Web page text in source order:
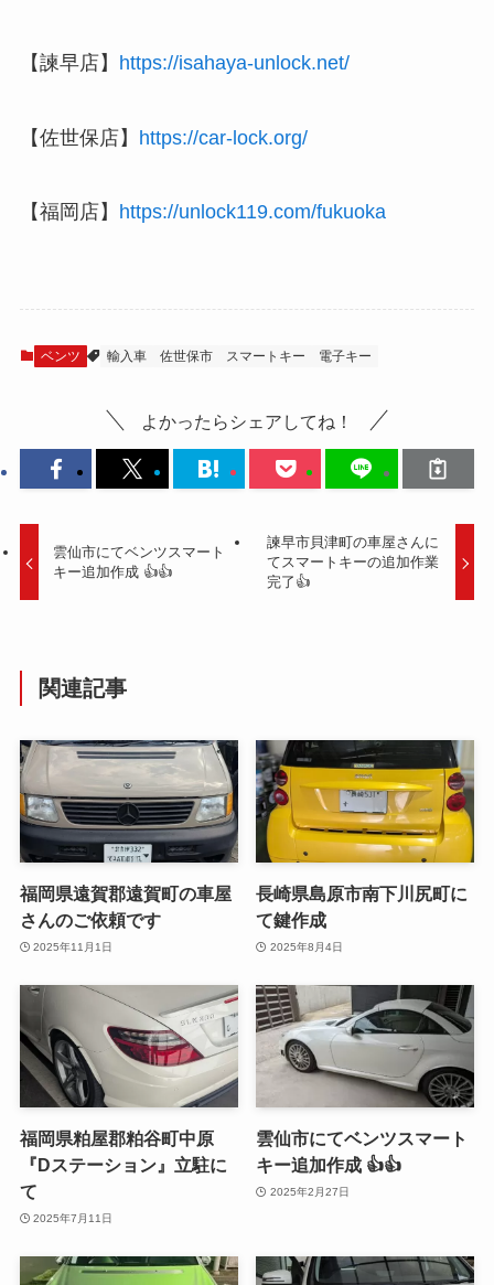
【諫早店】 https://isahaya-unlock.net/
【佐世保店】 https://car-lock.org/
【福岡店】 https://unlock119.com/fukuoka
ベンツ 輸入車 佐世保市 スマートキー 電子キー
よかったらシェアしてね！
雲仙市にてベンツスマート
キー追加作成 👍👍
諫早市貝津町の車屋さんに
てスマートキーの追加作業
完了👍
関連記事
福岡県遠賀郡遠賀町の車屋
さんのご依頼です
2025年11月1日
長崎県島原市南下川尻町に
て鍵作成
2025年8月4日
福岡県粕屋郡粕谷町中原
『Dステーション』立駐に
て
2025年7月11日
雲仙市にてベンツスマート
キー追加作成 👍👍
2025年2月27日